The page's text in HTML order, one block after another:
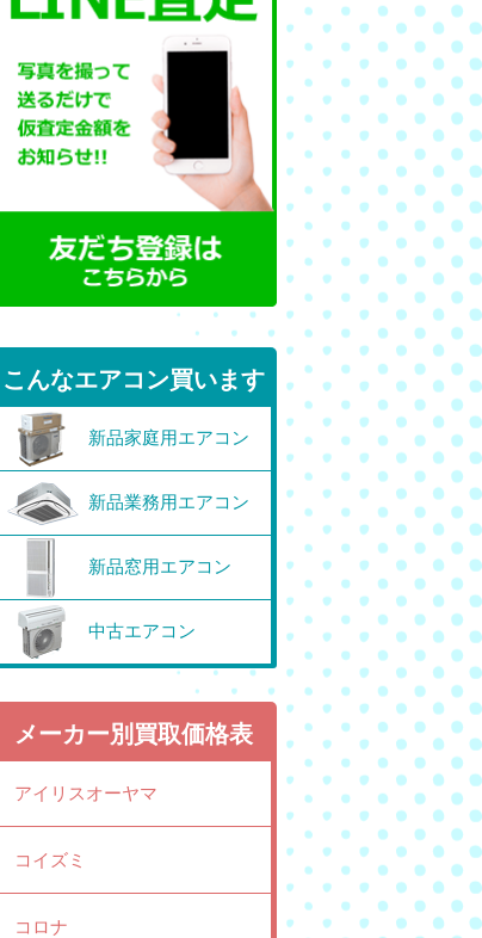
こんなエアコン買います
新品家庭用エアコン
新品業務用エアコン
新品窓用エアコン
中古エアコン
メーカー別買取価格表
アイリスオーヤマ
コイズミ
コロナ